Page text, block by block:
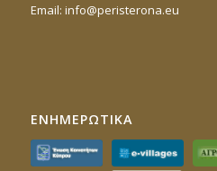
Email: info@peristerona.eu
ΕΝΗΜΕΡΩΤΙΚΑ